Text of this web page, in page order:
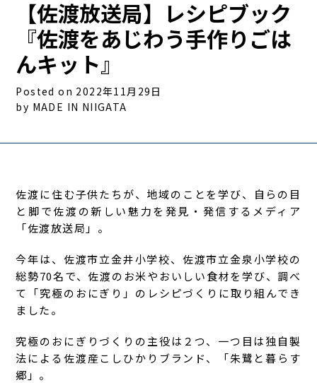
【佐渡放送局】レシピブック
『佐渡をあじわう手作りごは
んキット』
Posted on 2022年11月29日
by MADE IN NIIGATA
佐渡に住む子供たちが、地域のことを学び、自らの目
と脚で佐渡の新しい魅力を発見・発信するメディア
「佐渡放送局」。
今年は、佐渡市立金井小学校、佐渡市立金泉小学校の
総勢70名で、佐渡のお米やおいしい食材を学び、調べ
て「究極のおにぎり」のレシピづくりに取り組んでき
ました。
究極のおにぎりづくりの主役は２つ、一つ目は独自製
法による佐渡産こしひかりブランド、「朱鷺と暮らす
郷」。